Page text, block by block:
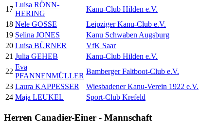
17
Luisa RÖNN-
HERING
Kanu-Club Hilden e.V.
18 Nele GOSSE
Leipziger Kanu-Club e.V.
19 Selina JONES
Kanu Schwaben Augsburg
20 Luisa BÜRNER
VfK Saar
21 Julia GEHEB
Kanu-Club Hilden e.V.
22
Eva
PFANNENMÜLLER
Bamberger Faltboot-Club e.V.
23 Laura KAPPESSER
Wiesbadener Kanu-Verein 1922 e.V.
24 Maja LEUKEL Sport-Club Krefeld
Herren Canadier-Einer - Mannschaft